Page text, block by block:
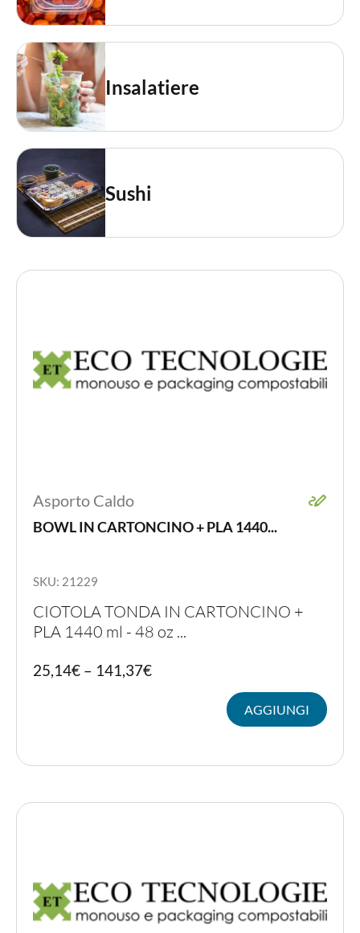
Insalatiere
Sushi
Asporto Caldo
BOWL IN CARTONCINO + PLA 1440...
SKU: 21229
CIOTOLA TONDA IN CARTONCINO +
PLA 1440 ml - 48 oz ...
25,14€ – 141,37€
AGGIUNGI
ha
più
scelte